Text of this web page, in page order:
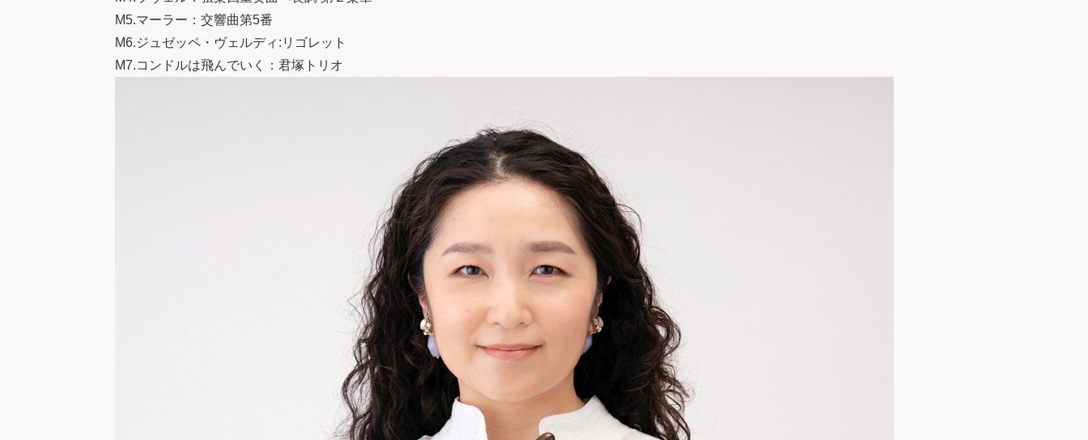
M5.マーラー：交響曲第5番
M6.ジュゼッペ・ヴェルディ:リゴレット
M7.コンドルは飛んでいく：君塚トリオ